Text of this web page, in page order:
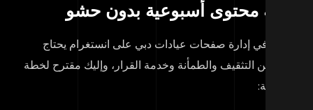
محتوى أسبوعية بدون حشو
في إدارة صفحات عيادات دبي على انستغرام يحتاج
بين التثقيف والطمأنة وخدمة القرار، وإليك مقترح لخطة